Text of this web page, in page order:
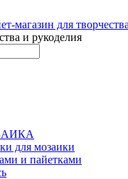
и рукоделия
для мозаики
и пайетками